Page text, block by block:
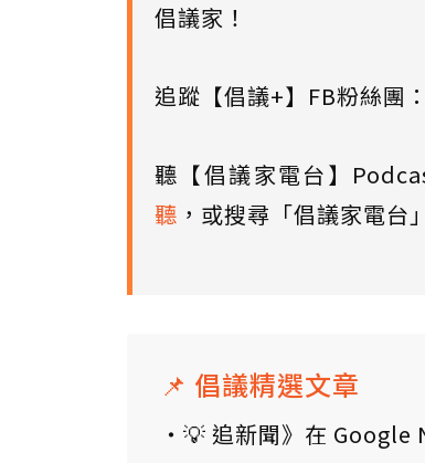
倡議家！
追蹤【倡議+】FB粉絲團：
聽【倡議家電台】
聽 ，或搜尋「倡議家電台
📌 倡議精選文章
💡 追新聞》在 Google